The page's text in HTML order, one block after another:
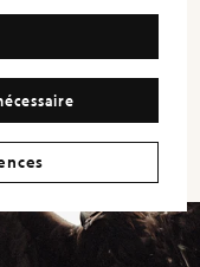
Nowhere de
leur Artificial
DU DESIGN